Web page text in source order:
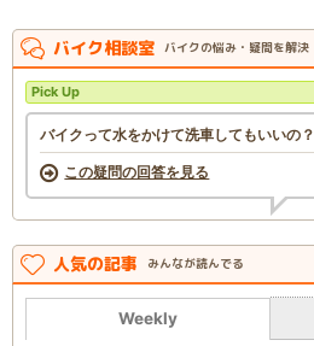
バイク相談室 バイクの悩み・疑問を解決
Pick Up
バイクって水をかけて洗車してもいいの？
この疑問の回答を見る
人気の記事 みんなが読んでる
Weekly